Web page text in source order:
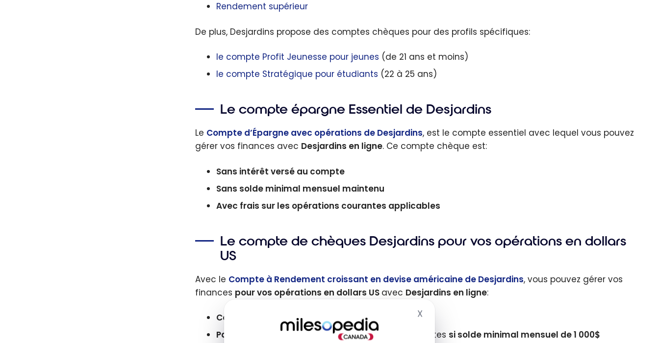
XMasquer le bandeau des cookies
Rendement supérieur
De plus, Desjardins propose des comptes chèques pour des profils spécifiques:
le compte Profit Jeunesse pour jeunes (de 21 ans et moins)
le compte Stratégique pour étudiants (22 à 25 ans)
Le compte épargne Essentiel de Desjardins
Le Compte d’Épargne avec opérations de Desjardins, est le compte essentiel avec lequel vous pouvez
gérer vos finances avec Desjardins en ligne. Ce compte chèque est:
Sans intérêt versé au compte
Sans solde minimal mensuel maintenu
Avec frais sur les opérations courantes applicables
Le compte de chèques Desjardins pour vos opérations en dollars
US
Avec le Compte à Rendement croissant en devise américaine de Desjardins, vous pouvez gérer vos
finances pour vos opérations en dollars US avec Desjardins en ligne:
Compte chèques avec intérêts
Pas de frais de service pour vos opérations courantes sisolde minimal mensuel de 1 000$